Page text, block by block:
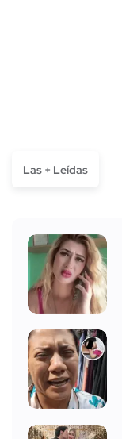
Las + Leídas